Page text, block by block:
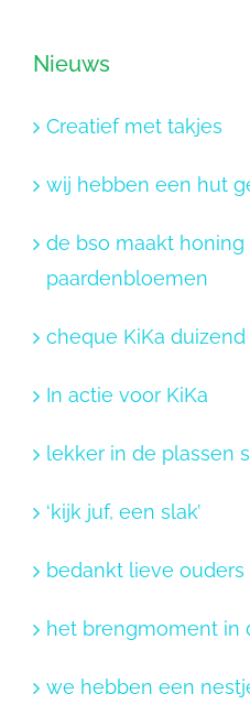
Nieuws
Creatief met takjes
wij hebben een hut
de bso maakt honing
paardenbloemen
cheque KiKa duizend
In actie voor KiKa
lekker in de plassen
‘kijk juf, een slak’
bedankt lieve
het brengmoment in
we hebben een